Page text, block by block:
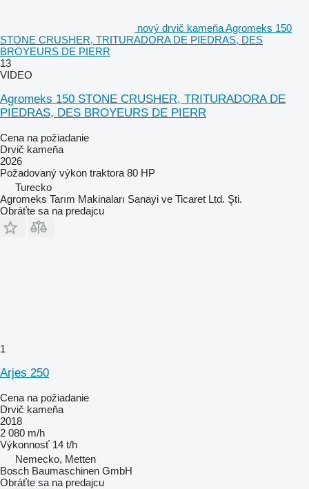
nový drvič kameňa Agromeks 150
STONE CRUSHER, TRITURADORA DE PIEDRAS, DES
BROYEURS DE PIERR
13
VIDEO
Agromeks 150 STONE CRUSHER, TRITURADORA DE
PIEDRAS, DES BROYEURS DE PIERR
Cena na požiadanie
Drvič kameňa
2026
Požadovaný výkon traktora 80 HP
Turecko
Agromeks Tarım Makinaları Sanayi ve Ticaret Ltd. Şti.
Obráťte sa na predajcu
1
Arjes 250
Cena na požiadanie
Drvič kameňa
2018
2 080 m/h
Výkonnosť 14 t/h
Nemecko, Metten
Bosch Baumaschinen GmbH
Obráťte sa na predajcu